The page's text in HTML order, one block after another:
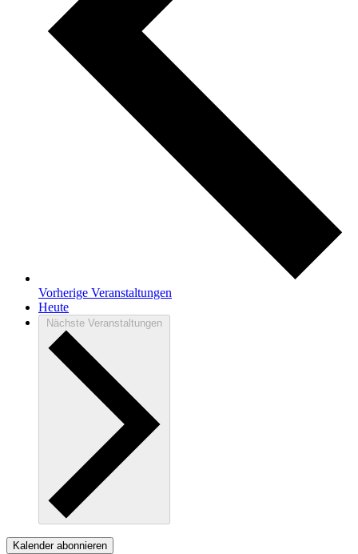
Vorherige Veranstaltungen
Heute
Nächste Veranstaltungen
Kalender abonnieren